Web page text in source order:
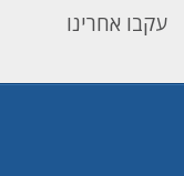
עקבו אחרינו